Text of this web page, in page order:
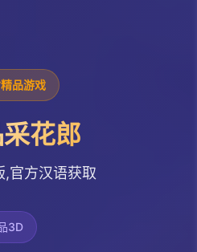
精品游戏
花郎
,官方汉语获取
3D